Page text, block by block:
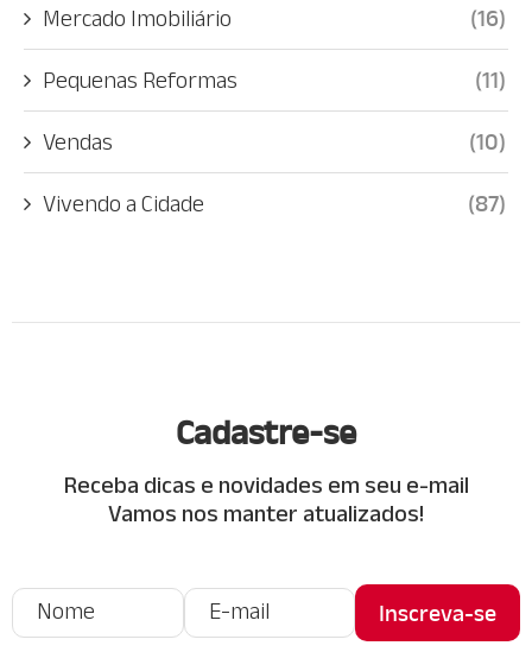
Mercado Imobiliário (16)
Pequenas Reformas (11)
Vendas (10)
Vivendo a Cidade (87)
Cadastre-se
Receba dicas e novidades em seu e-mail
Vamos nos manter atualizados!